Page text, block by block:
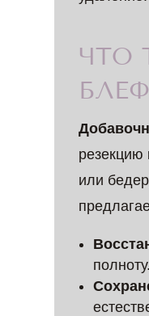
ЧТО
или
полноту.